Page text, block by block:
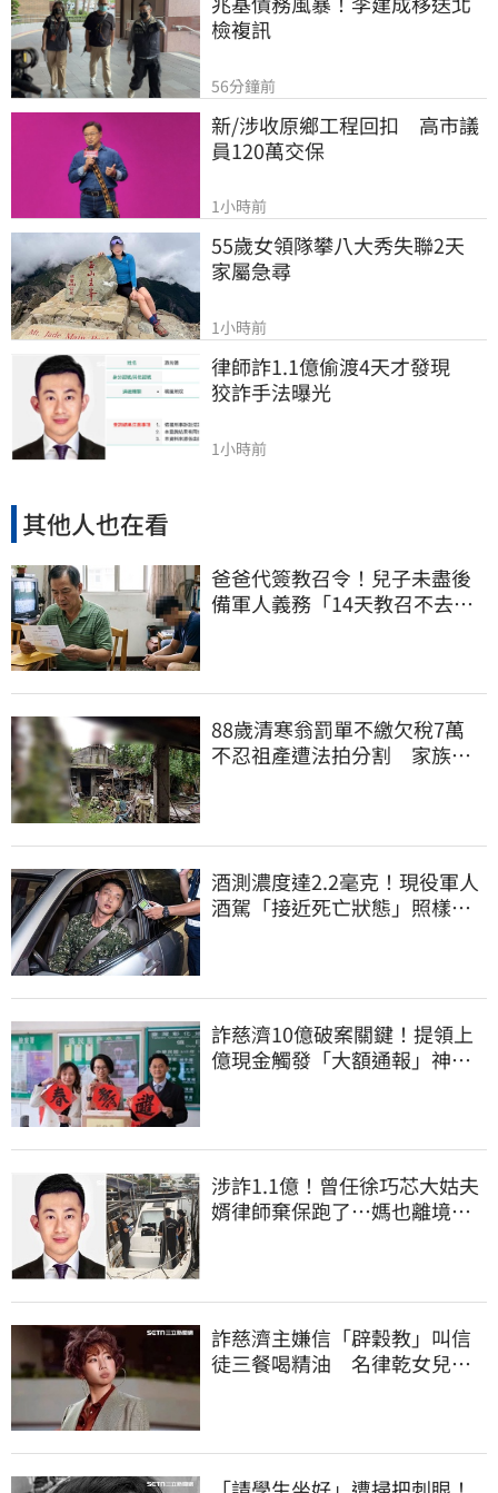
檢複訊
56分鐘前
新/涉收原鄉工程回扣　高市議
員120萬交保
1小時前
55歲女領隊攀八大秀失聯2天
家屬急尋
1小時前
律師詐1.1億偷渡4天才發現
狡詐手法曝光
1小時前
其他人也在看
爸爸代簽教召令！兒子未盡後
備軍人義務「14天教召不去」
88歲清寒翁罰單不繳欠稅7萬
不忍祖產遭法拍分割 家族按
酒測濃度達2.2毫克！現役軍人
酒駕「接近死亡狀態」照樣開
詐慈濟10億破案關鍵！提領上
億現金觸發「大額通報」神鬼
涉詐1.1億！曾任徐巧芯大姑夫
婿律師棄保跑了…媽也離境
詐慈濟主嫌信「辟穀教」叫信
徒三餐喝精油 名律乾女兒卻